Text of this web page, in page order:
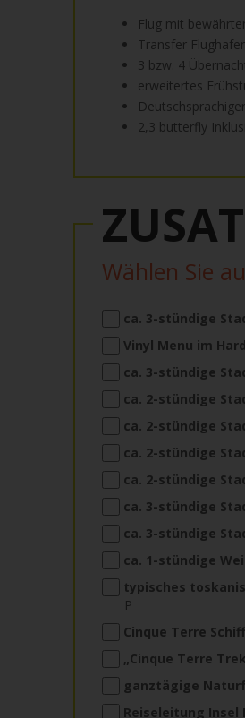
Flug mit
Transfer
3 bzw. 4
erweitertes
2,3 butterfly
Wählen Sie
ca. 3-stündige
Vinyl Menu im
ca. 3-stündige
ca. 2-stündige
ca. 2-stündige
ca. 2-stündige
ca. 2-stündige
ca. 3-stündige
ca. 3-stündige
ca. 1-stündige
typisches
P
Cinque Terre
„Cinque Terre
ganztägige
Reiseleitung Insel